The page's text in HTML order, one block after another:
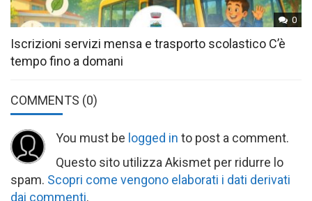
0
Iscrizioni servizi mensa e trasporto scolastico C’è
tempo fino a domani
COMMENTS (0)
You must be logged in to post a comment.
Questo sito utilizza Akismet per ridurre lo
spam. Scopri come vengono elaborati i dati derivati
dai commenti.